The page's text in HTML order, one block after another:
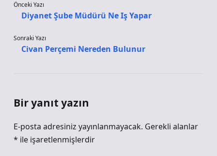
Önceki Yazı
Diyanet Şube Müdürü Ne Iş Yapar
Sonraki Yazı
Civan Perçemi Nereden Bulunur
Bir yanıt yazın
E-posta adresiniz yayınlanmayacak. Gerekli alanlar
* ile işaretlenmişlerdir